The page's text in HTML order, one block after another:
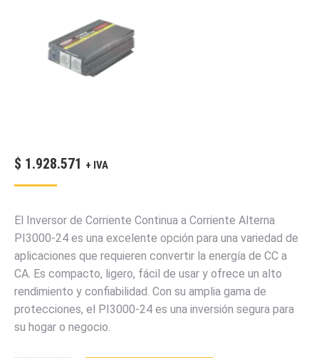
$ 1.928.571 + IVA
El Inversor de Corriente Continua a Corriente Alterna
PI3000-24 es una excelente opción para una variedad de
aplicaciones que requieren convertir la energía de CC a
CA. Es compacto, ligero, fácil de usar y ofrece un alto
rendimiento y confiabilidad. Con su amplia gama de
protecciones, el PI3000-24 es una inversión segura para
su hogar o negocio.